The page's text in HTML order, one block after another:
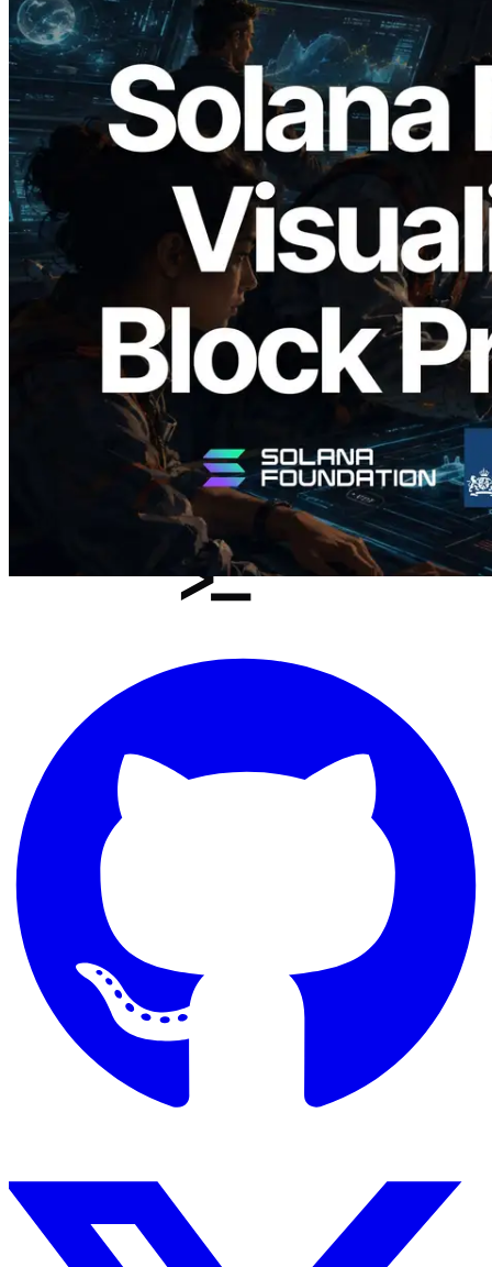
2026.05.24
Validators Solutions lança Solana Block
Analyzer — Visualizando o tempo de
produção de bloco por slot e o validador
responsável